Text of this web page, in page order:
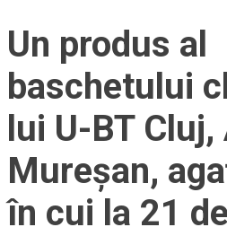
Un produs al
baschetului
lui U-BT
Mureşan,
în cui la 21